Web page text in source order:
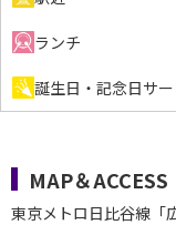
ランチ
誕生日・記念日サ
MAP＆ACCESS
東京メトロ日比谷線「